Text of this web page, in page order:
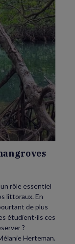
rôle essentiel
littoraux. En
de plus
étudient-ils ces
?
Herteman.